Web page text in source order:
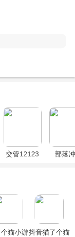
交管12123 部落
猫小游抖音猫了个猫